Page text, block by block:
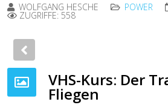
WOLFGANG HESCHE
POWER
ZUGRIFFE: 558
Previous
VHS-Kurs: Der
Fliegen